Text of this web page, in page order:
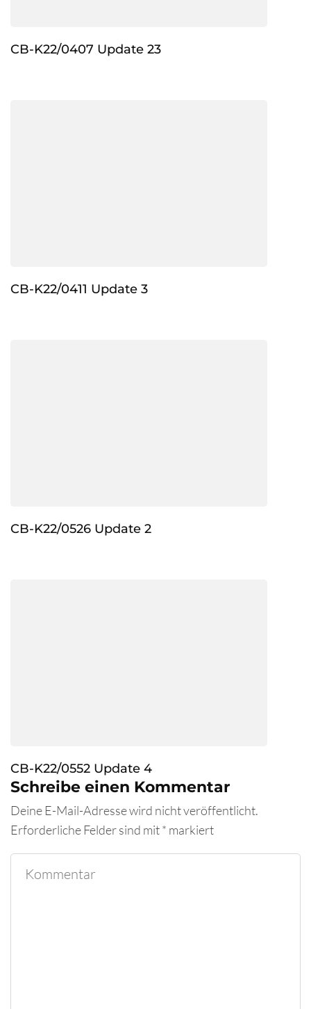
CB-K22/0407 Update 23
CB-K22/0411 Update 3
CB-K22/0526 Update 2
CB-K22/0552 Update 4
Schreibe einen Kommentar
Deine E-Mail-Adresse wird nicht veröffentlicht.
Erforderliche Felder sind mit* markiert